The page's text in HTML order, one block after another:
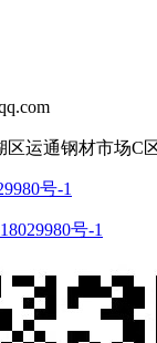
运通钢材市场C区
号-1
号-1